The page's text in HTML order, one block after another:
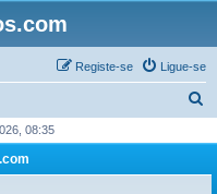
Ligue-se
Registe-se
q
08:35